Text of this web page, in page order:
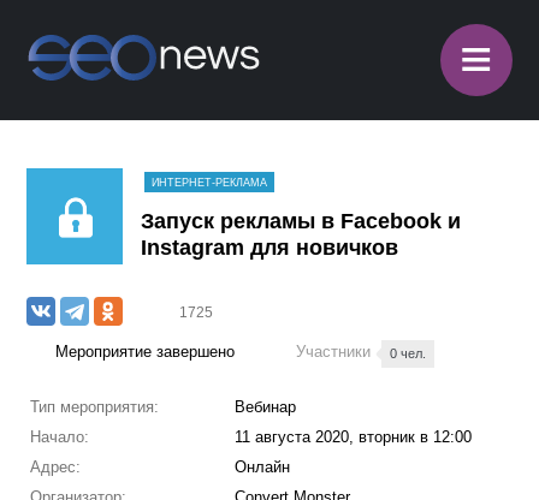
≡
ИНТЕРНЕТ-РЕКЛАМА
Запуск рекламы в Facebook и
Instagram для новичков
1725
Мероприятие завершено Участники 0 чел.
Тип мероприятия:
Вебинар
Начало:
11 августа 2020, вторник в 12:00
Адрес:
Онлайн